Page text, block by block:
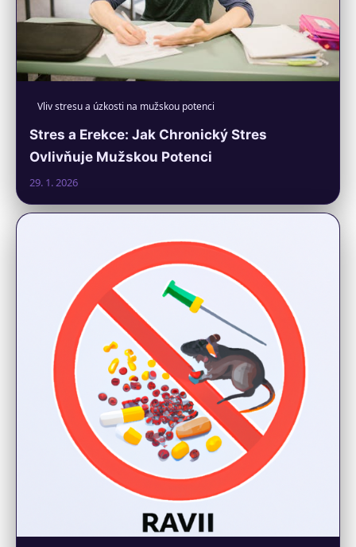
Vliv stresu a úzkosti na mužskou potenci
Stres a Erekce: Jak Chronický Stres
Ovlivňuje Mužskou Potenci
29. 1. 2026